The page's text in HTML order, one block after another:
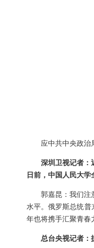
应中共中央政治
深圳卫视记者：
日前，中国人民大
郭嘉昆：我们注
水平。俄罗斯总统普
年也将携手汇聚青春
总台央视记者：